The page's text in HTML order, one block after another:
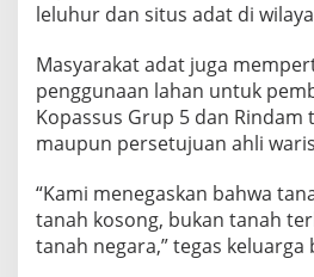
leluhur dan situs adat di
Masyarakat adat juga
penggunaan lahan untuk
Kopassus Grup 5 dan
maupun persetujuan ahli
“Kami menegaskan bahwa
tanah kosong, bukan tanah
tanah negara,” tegas keluarga